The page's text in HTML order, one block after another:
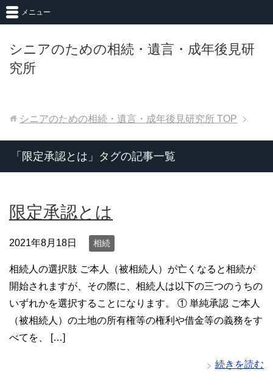
シニアのための相続・遺言・成年後見研
究所
メニュー
シニアのための相続・遺言・成年後見研究所 TOP
「限定承認とは」タグの記事一覧
限定承認とは
2021年8月18日 相続
相続人の選択肢 ご本人（被相続人）が亡くなると相続が
開始されますが、その際に、相続人は以下の三つのうちの
いずれかを選択することになります。 ① 単純承認 ご本人
（被相続人）の土地の所有権等の権利や借金等の義務をす
べてを、 […]
続きを読む